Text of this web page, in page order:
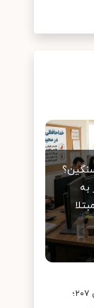
به
باتری ۲۰۶ و باتری ۲۰۷؛